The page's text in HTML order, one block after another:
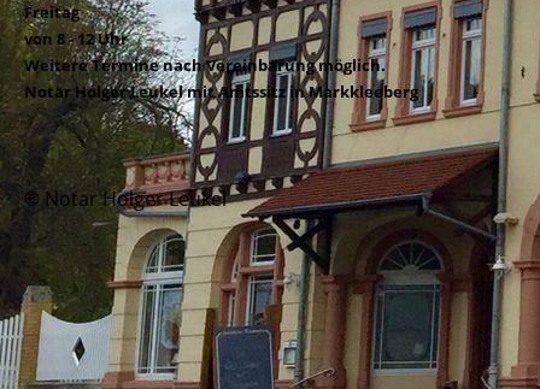
Freitag
von 8 - 12 Uhr
Weitere Termine nach Vereinbarung möglich.
Notar Holger Leukel mit Amtssitz in Markkleeberg
© Notar Holger Leukel